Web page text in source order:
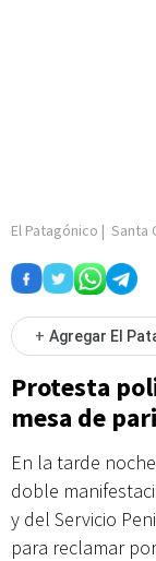
El Patagónico | Santa
+ Agregar El
Protesta
mesa de
En la tarde
doble
y del Servicio
para reclamar